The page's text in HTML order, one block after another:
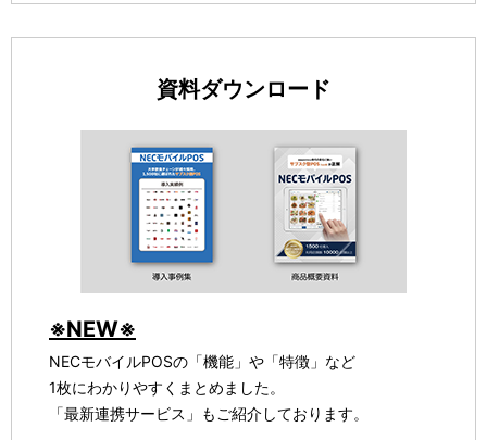
資料ダウンロード
※NEW※
NECモバイルPOSの「機能」や「特徴」など
1枚にわかりやすくまとめました。
「最新連携サービス」もご紹介しております。